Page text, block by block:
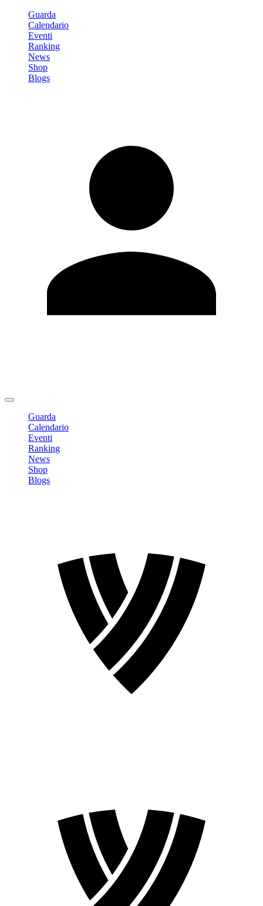
Guarda
Calendario
Eventi
Ranking
News
Shop
Blogs
Guarda
Calendario
Eventi
Ranking
News
Shop
Blogs